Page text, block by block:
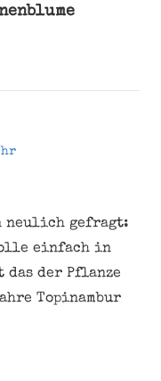
neulich gefragt:
einfach in
das der Pflanze
Topinambur